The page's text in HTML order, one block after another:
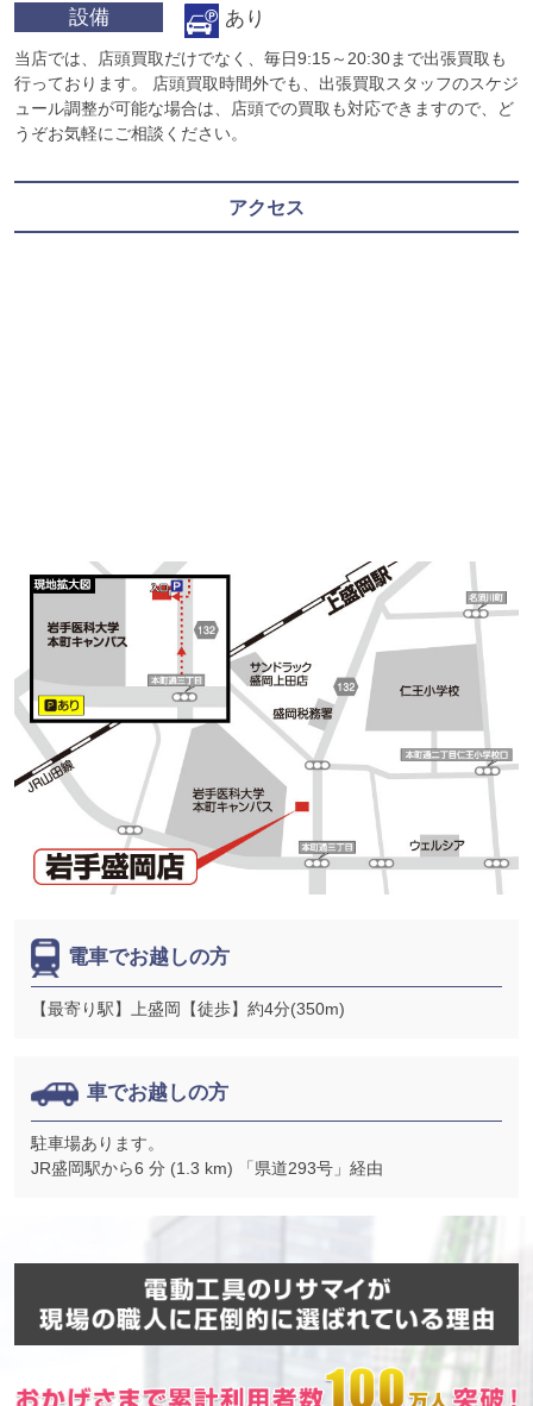
設備
あり
当店では、店頭買取だけでなく、毎日9:15～20:30まで出張買取も
行っております。 店頭買取時間外でも、出張買取スタッフのスケジ
ュール調整が可能な場合は、店頭での買取も対応できますので、ど
うぞお気軽にご相談ください。
アクセス
電車でお越しの方
【最寄り駅】上盛岡【徒歩】約4分(350m)
車でお越しの方
駐車場あります。
JR盛岡駅から6 分 (1.3 km) 「県道293号」経由